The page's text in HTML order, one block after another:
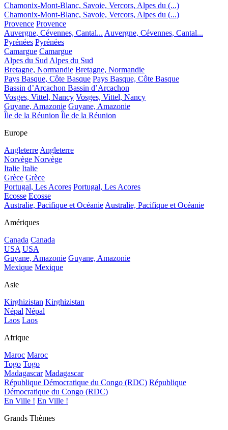
Chamonix-Mont-Blanc, Savoie, Vercors, Alpes du (...)
Chamonix-Mont-Blanc, Savoie, Vercors, Alpes du (...)
Provence Provence
Auvergne, Cévennes, Cantal... Auvergne, Cévennes, Cantal...
Pyrénées Pyrénées
Camargue Camargue
Alpes du Sud Alpes du Sud
Bretagne, Normandie Bretagne, Normandie
Pays Basque, Côte Basque Pays Basque, Côte Basque
Bassin d’Arcachon Bassin d’Arcachon
Vosges, Vittel, Nancy Vosges, Vittel, Nancy
Guyane, Amazonie Guyane, Amazonie
Île de la Réunion Île de la Réunion
Europe
Angleterre Angleterre
Norvège Norvège
Italie Italie
Grèce Grèce
Portugal, Les Acores Portugal, Les Acores
Ecosse Ecosse
Australie, Pacifique et Océanie Australie, Pacifique et Océanie
Amériques
Canada Canada
USA USA
Guyane, Amazonie Guyane, Amazonie
Mexique Mexique
Asie
Kirghizistan Kirghizistan
Népal Népal
Laos Laos
Afrique
Maroc Maroc
Togo Togo
Madagascar Madagascar
République Démocratique du Congo (RDC) République
Démocratique du Congo (RDC)
En Ville ! En Ville !
Grands Thèmes